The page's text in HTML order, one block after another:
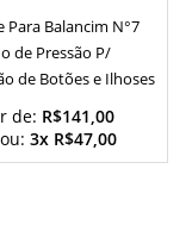
Para Balancim N°7
de Pressão P/
de Botões e Ilhoses
de: R$141,00
ou: 3x R$47,00